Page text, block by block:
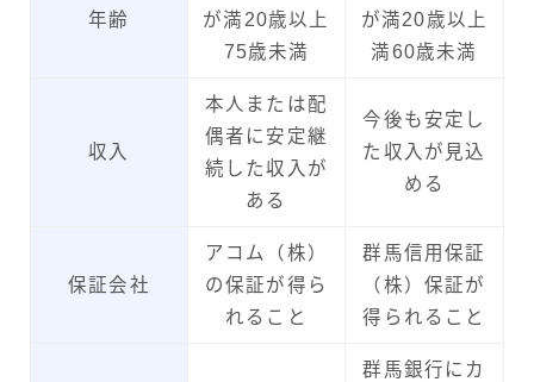
年齢
が満20歳以上
75歳未満
が満20歳以上
満60歳未満
収入
本人または配
偶者に安定継
続した収入が
ある
今後も安定し
た収入が見込
める
保証会社
アコム（株）
の保証が得ら
れること
群馬信用保証
（株）保証が
得られること
群馬銀行にカ